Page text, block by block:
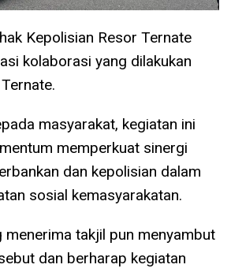
Kepolisian Resor Ternate
kolaborasi yang dilakukan
masyarakat, kegiatan ini
memperkuat sinergi
dan kepolisian dalam
sosial kemasyarakatan.
menerima takjil pun menyambut
dan berharap kegiatan